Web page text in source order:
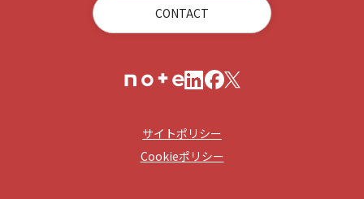
CONTACT
サイトポリシー
Cookieポリシー